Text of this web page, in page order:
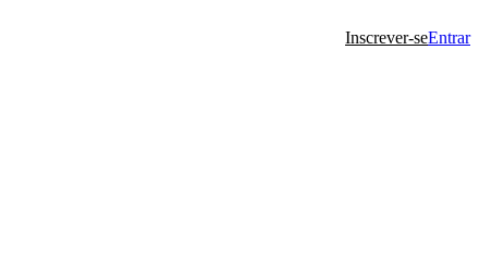
Inscrever-seEntrar